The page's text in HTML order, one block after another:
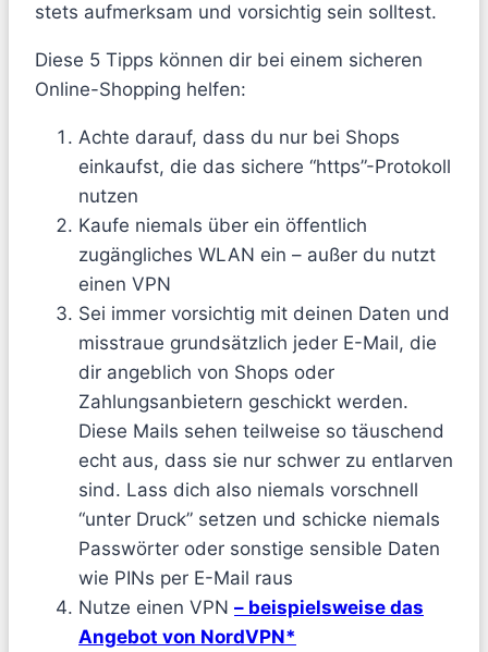
stets aufmerksam und vorsichtig sein solltest.
Diese 5 Tipps können dir bei einem sicheren
Online-Shopping helfen:
Achte darauf, dass du nur bei Shops
einkaufst, die das sichere “https”-Protokoll
nutzen
Kaufe niemals über ein öffentlich
zugängliches WLAN ein – außer du nutzt
einen VPN
Sei immer vorsichtig mit deinen Daten und
misstraue grundsätzlich jeder E-Mail, die
dir angeblich von Shops oder
Zahlungsanbietern geschickt werden.
Diese Mails sehen teilweise so täuschend
echt aus, dass sie nur schwer zu entlarven
sind. Lass dich also niemals vorschnell
“unter Druck” setzen und schicke niemals
Passwörter oder sonstige sensible Daten
wie PINs per E-Mail raus
Nutze einen VPN – beispielsweise das
Angebot von NordVPN*